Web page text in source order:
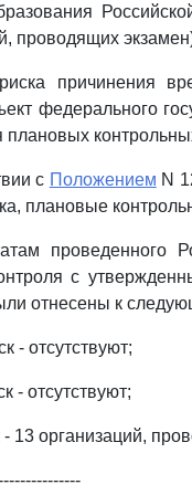
проводящих
риска причинения
федерального
плановых
с Положением N
плановые
проведенного
с
отнесены к
- отсутствуют;
- отсутствуют;
- 13 организаций,